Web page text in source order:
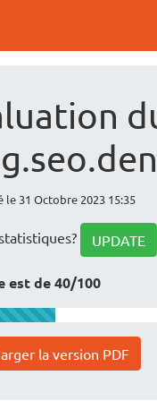
le 31 Octobre 2023 15:35
UPDATE
est de 40/100
la version PDF